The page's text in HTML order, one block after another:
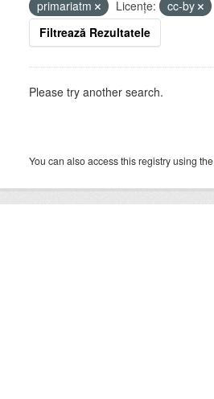
primariatm
Licenţe:
cc-by
Filtrează Rezultatele
Please try another search.
You can also access this registry using the